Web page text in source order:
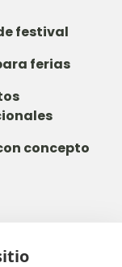
festival
ferias
concepto